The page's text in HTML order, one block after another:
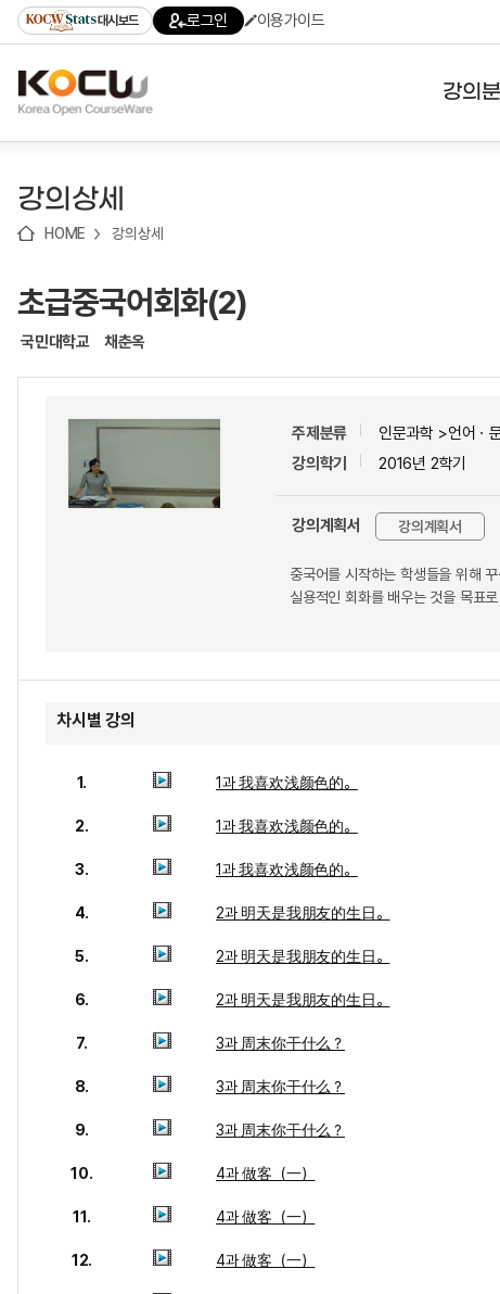
기
기
기
content)
가
대시보드 로그인 이용가이드
강의
강의상세
HOME 강의상세
초급중국어회화(2)
국민대학교 채춘옥
주제분류
인문과학 >언어ㆍ
강의학기
2016년 2학기
강의계획서 강의계획서
중국어를 시작하는 학생들을 위해
실용적인 회화를 배우는 것을 목표
차시별 강의
1. 1과 我喜欢浅颜色的。
2. 1과 我喜欢浅颜色的。
3. 1과 我喜欢浅颜色的。
4. 2과 明天是我朋友的生日。
5. 2과 明天是我朋友的生日。
6. 2과 明天是我朋友的生日。
7. 3과 周末你干什么？
8. 3과 周末你干什么？
9. 3과 周末你干什么？
10. 4과 做客（一）
11. 4과 做客（一）
12. 4과 做客（一）